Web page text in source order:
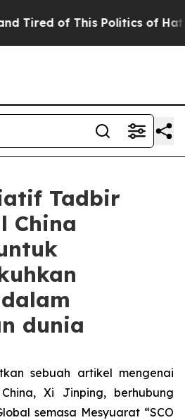
of This Politics of Hatred”
Tadbir
China
dunia
sebuah artikel mengenai
Xi Jinping, berhubung
semasa Mesyuarat “SCO